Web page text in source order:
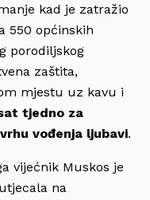
kad je zatražio
550 općinskih
porodiljskog
zaštita,
mjestu uz kavu i
tjedno za
vođenja ljubavi.
vijećnik Muskos je
na